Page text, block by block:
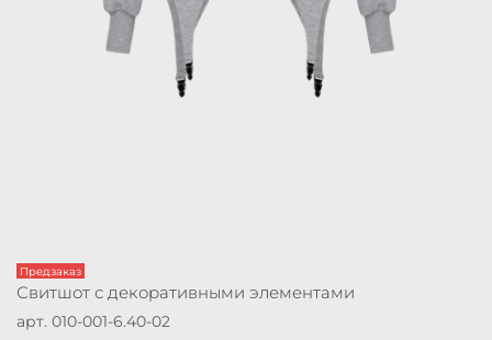
Предзаказ
арт. 010-001-6.40-02
Свитшот с декоративными элементами